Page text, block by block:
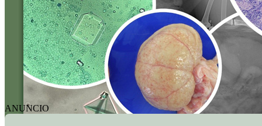
ANUNCIO